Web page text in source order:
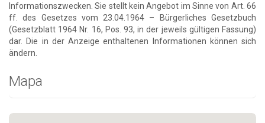
Informationszwecken. Sie stellt kein Angebot im Sinne von Art. 66
ff. des Gesetzes vom 23.04.1964 – Bürgerliches Gesetzbuch
(Gesetzblatt 1964 Nr. 16, Pos. 93, in der jeweils gültigen Fassung)
dar. Die in der Anzeige enthaltenen Informationen können sich
ändern.
Mapa